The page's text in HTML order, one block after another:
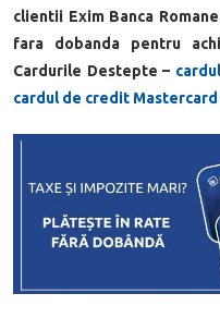
clientii Exim Banca
fara dobanda pentru
Cardurile Destepte –
cardul de credit Mastercard